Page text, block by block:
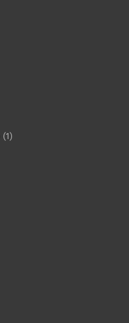
(1)